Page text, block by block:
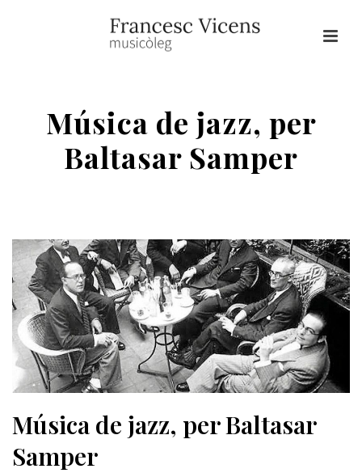
Música de jazz, per
Baltasar Samper
Música de jazz, per Baltasar
Samper